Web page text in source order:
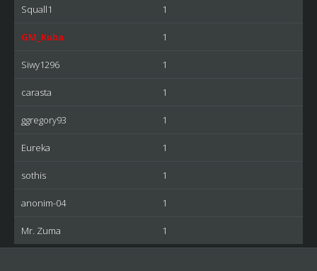
Squall1 1
GM_Kuba 1
Siwy1296 1
carasta 1
ggregory93 1
Eureka 1
sothis 1
anonim-04 1
Mr. Zuma 1